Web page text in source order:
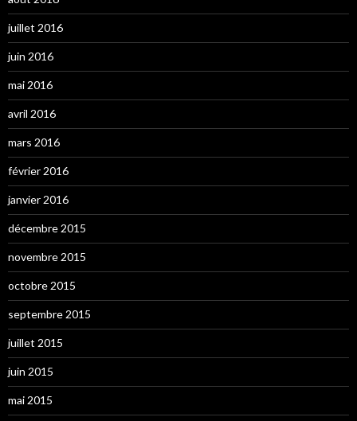
juillet 2016
juin 2016
mai 2016
avril 2016
mars 2016
février 2016
janvier 2016
décembre 2015
novembre 2015
octobre 2015
septembre 2015
juillet 2015
juin 2015
mai 2015